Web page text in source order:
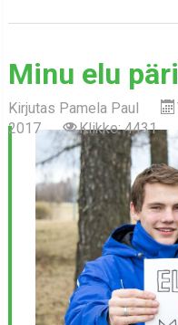
Minu elu
Kirjutas Pamela Paul
2017
Klikke: 4431